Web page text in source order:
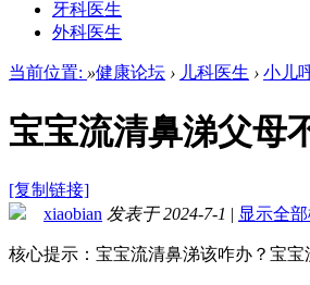
牙科医生
外科医生
当前位置: »健康论坛 › 儿科医生 › 小儿
宝宝流清鼻涕父母
[复制链接]
xiaobian 发表于 2024-7-1 | 显示全
核心提示：宝宝流清鼻涕该咋办？宝